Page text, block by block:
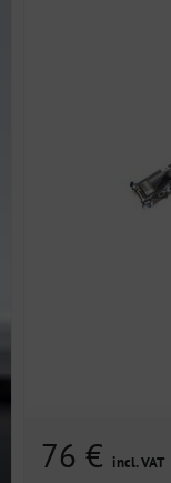
76 € incl. VAT